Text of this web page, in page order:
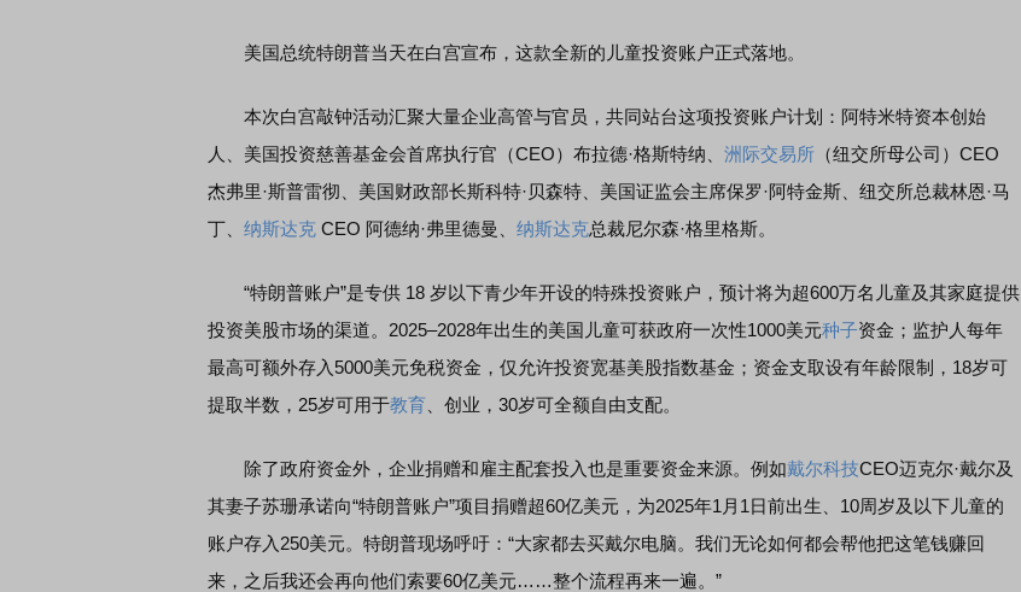
美国总统特朗普当天在白宫宣布，这款全新的儿童投资账户正式落地。
本次白宫敲钟活动汇聚大量企业高管与官员，共同站台这项投资账户计划：阿特米特资本创始
人、美国投资慈善基金会首席执行官（CEO）布拉德·格斯特纳、 洲际交易所 （纽交所母公司）CEO
杰弗里·斯普雷彻、美国财政部长斯科特·贝森特、美国证监会主席保罗·阿特金斯、纽交所总裁林恩·马
丁、 纳斯达克 CEO 阿德纳·弗里德曼、 纳斯达克总裁尼尔森·格里格斯。
“特朗普账户”是专供 18 岁以下青少年开设的特殊投资账户，预计将为超600万名儿童及其家庭提供
投资美股市场的渠道。2025–2028年出生的美国儿童可获政府一次性1000美元种子资金；监护人每年
最高可额外存入5000美元免税资金，仅允许投资宽基美股指数基金；资金支取设有年龄限制，18岁可
提取半数，25岁可用于教育 、创业，30岁可全额自由支配。
除了政府资金外，企业捐赠和雇主配套投入也是重要资金来源。例如戴尔科技CEO迈克尔·戴尔及
其妻子苏珊承诺向“特朗普账户”项目捐赠超60亿美元，为2025年1月1日前出生、10周岁及以下儿童的
账户存入250美元。特朗普现场呼吁：“大家都去买戴尔电脑。我们无论如何都会帮他把这笔钱赚回
来，之后我还会再向他们索要60亿美元……整个流程再来一遍。”